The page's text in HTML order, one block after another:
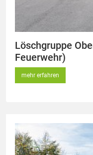
Löschgruppe
Feuerwehr)
mehr erfahren